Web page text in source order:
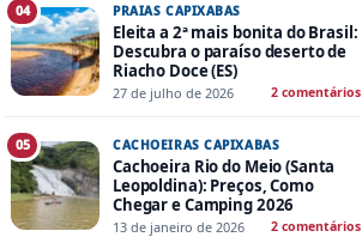
04 PRAIAS CAPIXABAS
Eleita a 2ª mais bonita do Brasil:
Descubra o paraíso deserto de
Riacho Doce (ES)
27 de julho de 2026 2 comentários
05 CACHOEIRAS CAPIXABAS
Cachoeira Rio do Meio (Santa
Leopoldina): Preços, Como
Chegar e Camping 2026
13 de janeiro de 2026 2 comentários